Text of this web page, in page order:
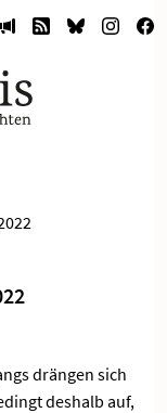
drängen sich
deshalb auf,